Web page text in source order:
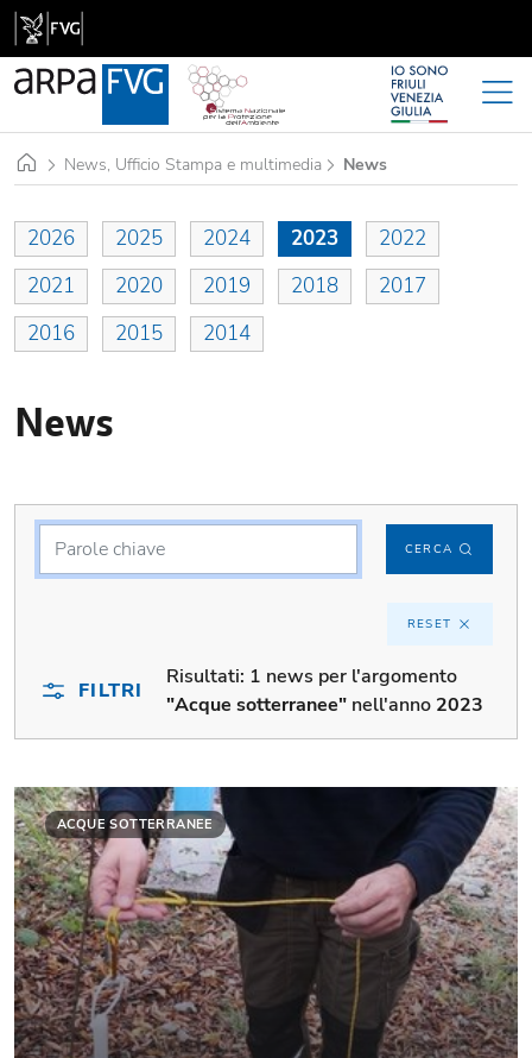
HomeNews, Ufficio Stampa e multimedia News
2026 2025 2024 2023
2022
2021
2020 2019 2018
2017
2016
2015 2014
News
CERCA
RESET
FILTRI
Risultati: 1 news per l'argomento
"Acque sotterranee" nell'anno 2023
ACQUE SOTTERRANEE